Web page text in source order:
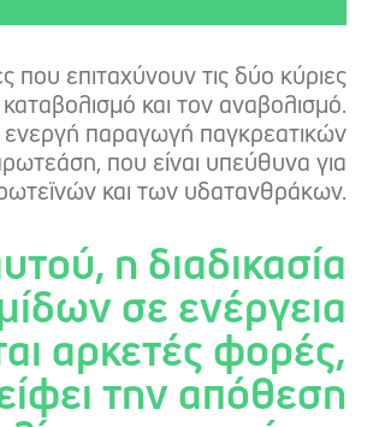
που επιταχύνουν τις δύο κύριες
και τον αναβολισμό.
παραγωγή παγκρεατικών
που είναι υπεύθυνα για
και των υδατανθράκων.
η διαδικασία
σε ενέργεια
αρκετές φορές,
την απόθεση